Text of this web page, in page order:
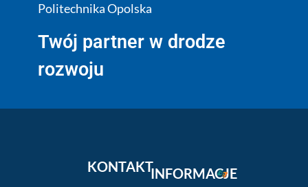
Politechnika Opolska
Twój partner w drodze
rozwoju
KONTAKTINFORMACJE